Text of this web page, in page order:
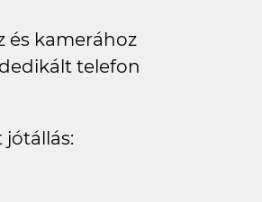
és kamerához
telefon